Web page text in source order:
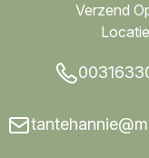
Verzend
Locatie